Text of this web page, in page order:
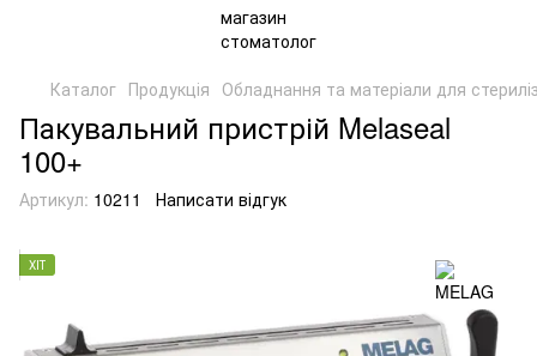
Каталог Продукція Обладнання та матеріали для
Пакувальний пристрій Melaseal
100+
Артикул: 10211 Написати відгук
ХІТ